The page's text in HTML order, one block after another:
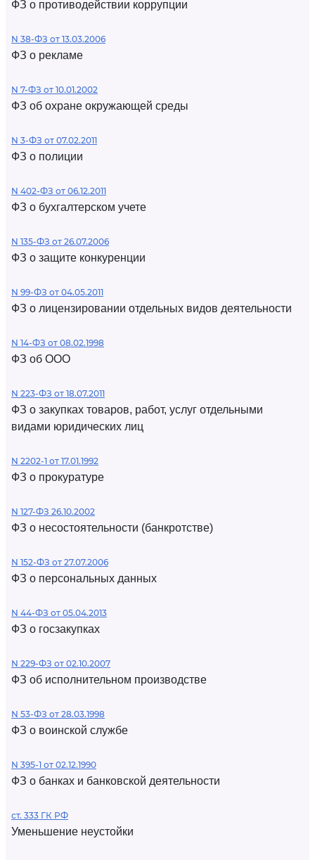
ФЗ о противодействии коррупции
N 38-ФЗ от 13.03.2006
ФЗ о рекламе
N 7-ФЗ от 10.01.2002
ФЗ об охране окружающей среды
N 3-ФЗ от 07.02.2011
ФЗ о полиции
N 402-ФЗ от 06.12.2011
ФЗ о бухгалтерском учете
N 135-ФЗ от 26.07.2006
ФЗ о защите конкуренции
N 99-ФЗ от 04.05.2011
ФЗ о лицензировании отдельных видов деятельности
N 14-ФЗ от 08.02.1998
ФЗ об ООО
N 223-ФЗ от 18.07.2011
ФЗ о закупках товаров, работ, услуг отдельными
видами юридических лиц
N 2202-1 от 17.01.1992
ФЗ о прокуратуре
N 127-ФЗ 26.10.2002
ФЗ о несостоятельности (банкротстве)
N 152-ФЗ от 27.07.2006
ФЗ о персональных данных
N 44-ФЗ от 05.04.2013
ФЗ о госзакупках
N 229-ФЗ от 02.10.2007
ФЗ об исполнительном производстве
N 53-ФЗ от 28.03.1998
ФЗ о воинской службе
N 395-1 от 02.12.1990
ФЗ о банках и банковской деятельности
ст. 333 ГК РФ
Уменьшение неустойки